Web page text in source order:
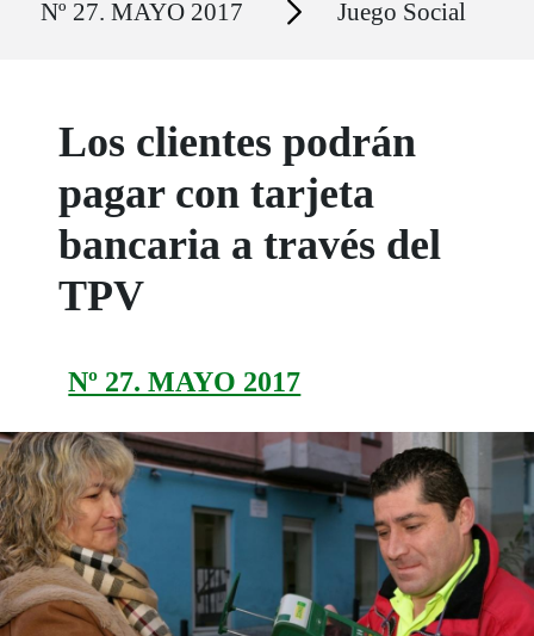
Nº 27. MAYO 2017 Juego Social
Los clientes podrán
pagar con tarjeta
bancaria a través del
TPV
Nº 27. MAYO 2017